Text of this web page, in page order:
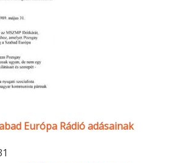
Európa Rádió adásainak